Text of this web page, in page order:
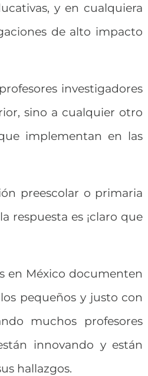
y en cualquiera
de alto impacto
investigadores
sino a cualquier otro
implementan en las
preescolar o primaria
respuesta es ¡claro que
en México documenten
pequeños y justo con
muchos profesores
innovando y están
hallazgos.